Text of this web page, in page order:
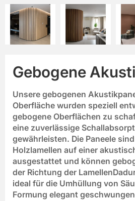
Gebogene
Unsere gebogenen
Oberfläche wurden speziell
gebogene Oberflächen zu
eine zuverlässige
gewährleisten. Die Paneele
Holzlamellen auf einer
ausgestattet und können
der Richtung der Lamellen
ideal für die Umhüllung von
Formung elegant